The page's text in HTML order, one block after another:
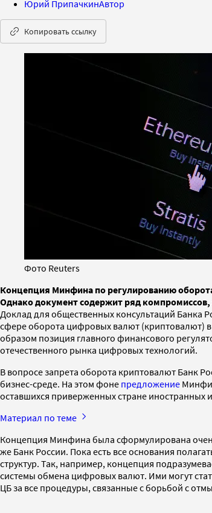
Юрий ПрипачкинАвтор
Копировать ссылку
Фото Reuters
Концепция Минфина по регулированию
Однако документ содержит ряд
Доклад для общественных консультаций Банка
сфере оборота цифровых валют (криптовалют) в
образом позиция главного финансового
отечественного рынка цифровых технологий.
В вопросе запрета оборота криптовалют Банк
бизнес-среде. На этом фоне предложение
оставшихся приверженных стране иностранных
Материал по теме
Концепция Минфина была сформулирована
же Банк России. Пока есть все основания
структур. Так, например, концепция
системы обмена цифровых валют. Ими могут
ЦБ за все процедуры, связанные с борьбой с